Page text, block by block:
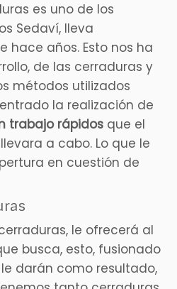
es uno de los
Sedaví, lleva
hace años. Esto nos ha
de las cerraduras y
métodos utilizados
la realización de
trabajo rápidos que el
a cabo. Lo que le
en cuestión de
le ofrecerá al
busca, esto, fusionado
darán como resultado,